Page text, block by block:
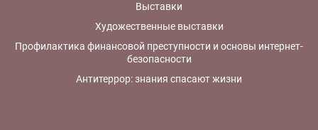
Выставки
Художественные выставки
Профилактика финансовой преступности и основы интернет-
безопасности
Антитеррор: знания спасают жизни